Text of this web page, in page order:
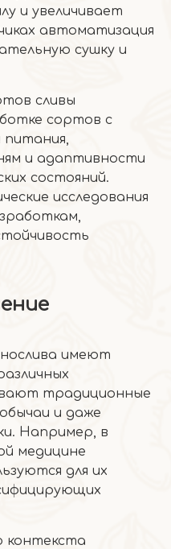
и увеличивает
автоматизация
сушку и
сливы
сортов с
питания,
и адаптивности
состояний.
исследования
имеют
традиционные
и даже
Например, в
медицине
для их
контекста